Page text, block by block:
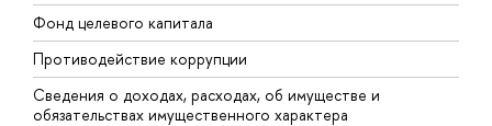
Фонд целевого капитала
Противодействие коррупции
Сведения о доходах, расходах, об имуществе и
обязательствах имущественного характера